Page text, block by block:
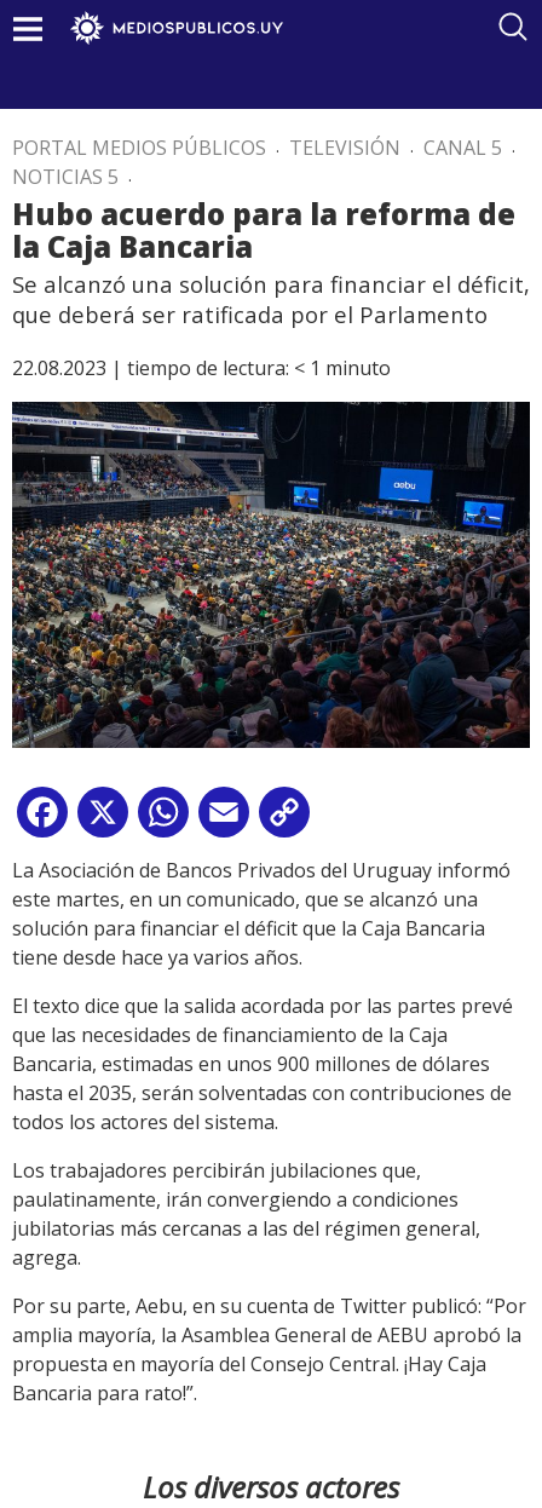
PORTAL MEDIOS PÚBLICOS . TELEVISIÓN . CANAL 5 .
NOTICIAS 5 .
Hubo acuerdo para la reforma de
la Caja Bancaria
Se alcanzó una solución para financiar el déficit,
que deberá ser ratificada por el Parlamento
22.08.2023 | tiempo de lectura: < 1 minuto
Facebook
X WhatsApp
Email
Link
La Asociación de Bancos Privados del Uruguay informó
este martes, en un comunicado, que se alcanzó una
solución para financiar el déficit que la Caja Bancaria
tiene desde hace ya varios años.
El texto dice que la salida acordada por las partes prevé
que las necesidades de financiamiento de la Caja
Bancaria, estimadas en unos 900 millones de dólares
hasta el 2035, serán solventadas con contribuciones de
todos los actores del sistema.
Los trabajadores percibirán jubilaciones que,
paulatinamente, irán convergiendo a condiciones
jubilatorias más cercanas a las del régimen general,
agrega.
Por su parte, Aebu, en su cuenta de Twitter publicó: “Por
amplia mayoría, la Asamblea General de AEBU aprobó la
propuesta en mayoría del Consejo Central. ¡Hay Caja
Bancaria para rato!”.
Los diversos actores